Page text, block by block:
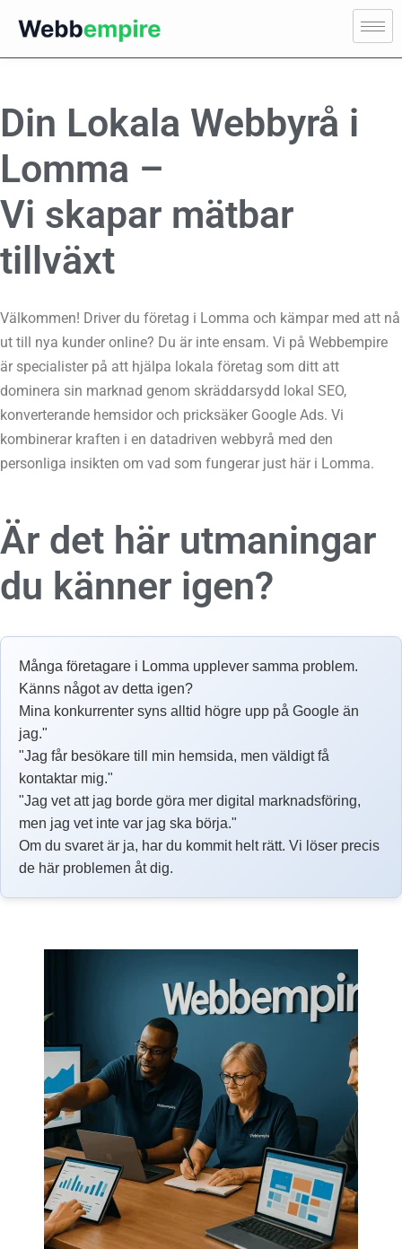
Din Lokala Webbyrå i
Lomma –
Vi skapar mätbar
tillväxt
Välkommen! Driver du företag i Lomma och kämpar med att nå
ut till nya kunder online? Du är inte ensam. Vi på Webbempire
är specialister på att hjälpa lokala företag som ditt att
dominera sin marknad genom skräddarsydd lokal SEO,
konverterande hemsidor och pricksäker Google Ads. Vi
kombinerar kraften i en datadriven webbyrå med den
personliga insikten om vad som fungerar just här i Lomma.
Är det här utmaningar
du känner igen?
Många företagare i Lomma upplever samma problem.
Känns något av detta igen?
Mina konkurrenter syns alltid högre upp på Google än
jag."
"Jag får besökare till min hemsida, men väldigt få
kontaktar mig."
"Jag vet att jag borde göra mer digital marknadsföring,
men jag vet inte var jag ska börja."
Om du svaret är ja, har du kommit helt rätt. Vi löser precis
de här problemen åt dig.